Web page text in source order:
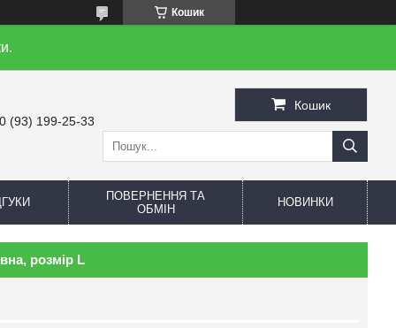
Кошик
(93) 199-25-33
Кошик
ПОВЕРНЕННЯ ТА
ОБМІН
НОВИНКИ
розмір L